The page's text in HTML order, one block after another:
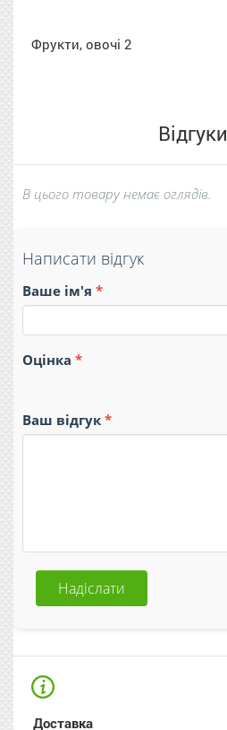
Фрукти, овочі 2
Відгуки
В цього товару немає оглядів.
Написати відгук
Ваше ім'я
Оцінка
Ваш відгук
Надіслати
Доставка